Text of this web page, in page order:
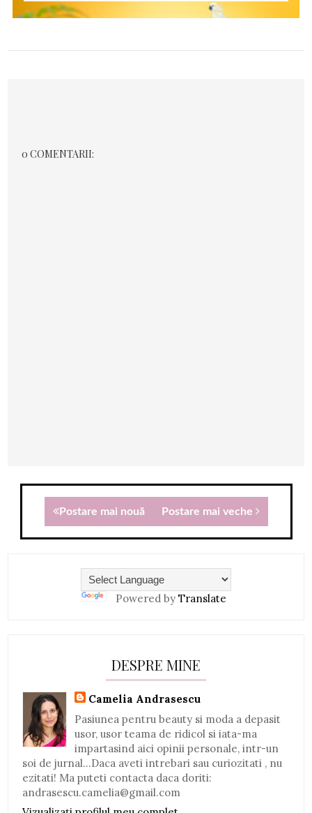
0 COMENTARII:
Postare mai nouă Postare mai veche
Powered by Translate
DESPRE MINE
Camelia Andrasescu
Pasiunea pentru beauty si moda a depasit
usor, usor teama de ridicol si iata-ma
impartasind aici opinii personale, intr-un
soi de jurnal...Daca aveti intrebari sau curiozitati , nu
ezitati! Ma puteti contacta daca doriti:
andrasescu.camelia@gmail.com